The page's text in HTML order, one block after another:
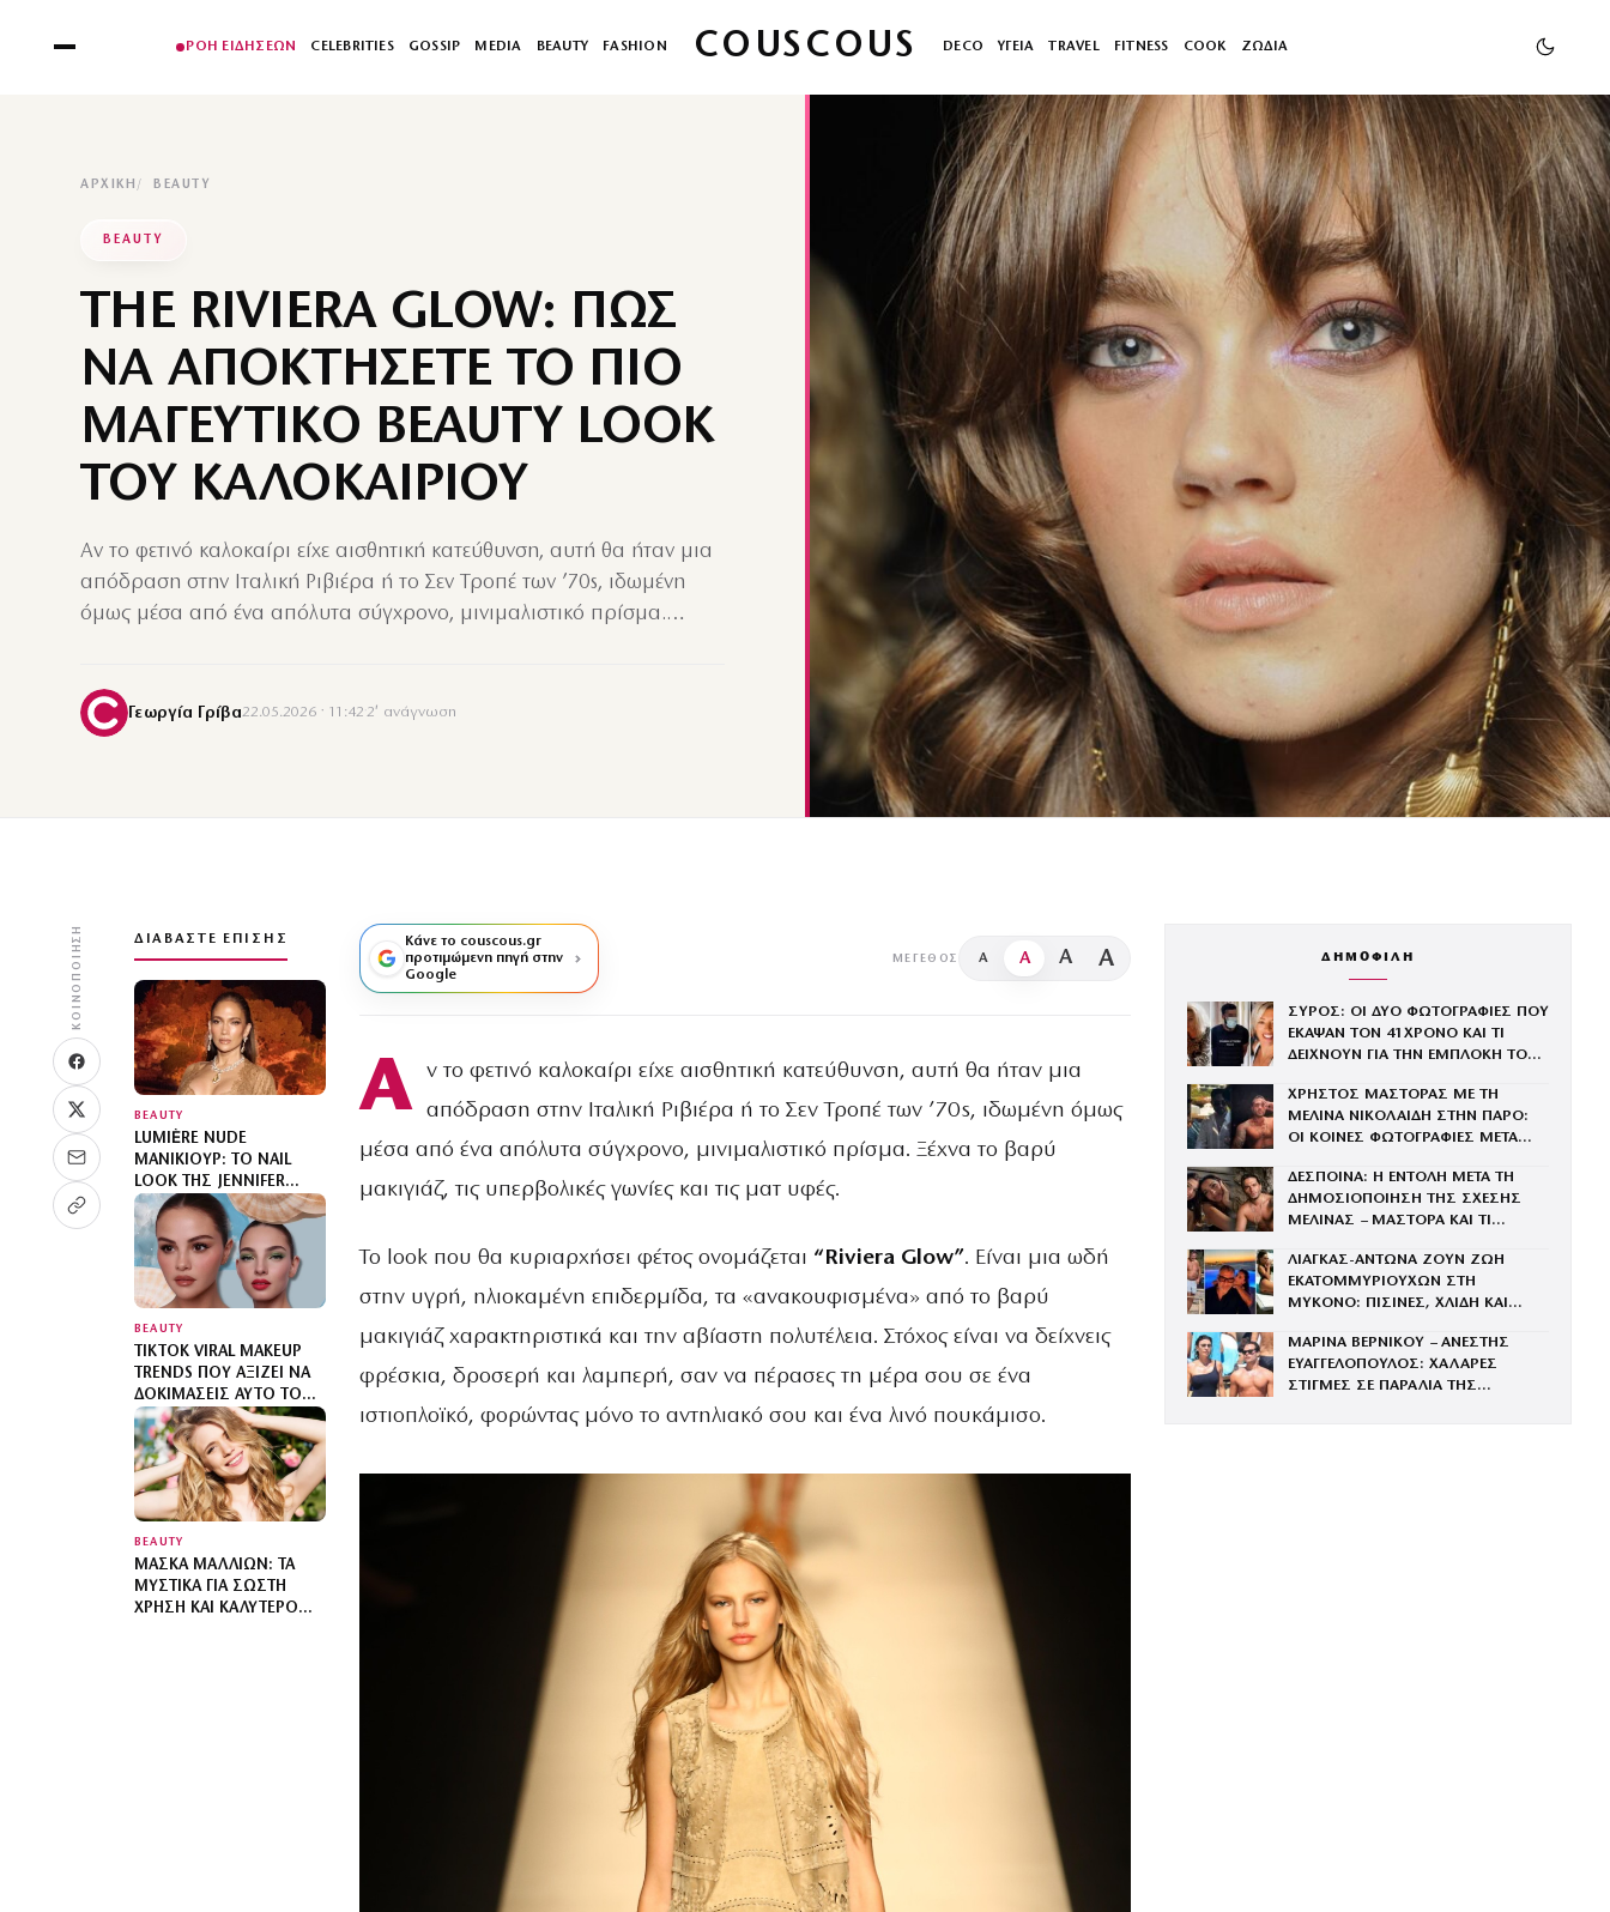
ΡΟΗ ΕΙΔΗΣΕΩΝ CELEBRITIES GOSSIP MEDIA BEAUTY FASHION COUSCOUS DECO ΥΓΕΙΑ TRAVEL FITNESS COOK ΖΩΔΙΑ
ΑΡΧΙΚΉ BEAUTY
BEAUTY
THE RIVIERA GLOW: ΠΩΣ
ΝΑ ΑΠΟΚΤΗΣΕΤΕ ΤΟ ΠΙΟ
ΜΑΓΕΥΤΙΚΟ BEAUTY LOOK
ΤΟΥ ΚΑΛΟΚΑΙΡΙΟΥ
Αν το φετινό καλοκαίρι είχε αισθητική κατεύθυνση, αυτή θα ήταν μια
απόδραση στην Ιταλική Ριβιέρα ή το Σεν Τροπέ των ’70s, ιδωμένη
όμως μέσα από ένα απόλυτα σύγχρονο, μινιμαλιστικό πρίσμα.…
Γεωργία Γρίβα22.05.2026 · 11:42·2′ ανάγνωση
ΚΟΙΝΟΠΟΊΗΣΗ ΔΙΑΒΆΣΤΕ ΕΠΊΣΗΣ
BEAUTY
LUMIÈRE NUDE
ΜΑΝΙΚΙΟΎΡ: ΤΟ NAIL
LOOK ΤΗΣ JENNIFER
LOPEZ ΚΑΙ Ο
ΜΙΝΙΜΑΛΙΣΜΌΣ
BEAUTY
TIKTOK VIRAL MAKEUP
TRENDS ΠΟΥ ΑΞΊΖΕΙ ΝΑ
ΔΟΚΙΜΆΣΕΙΣ ΑΥΤΌ ΤΟ
ΚΑΛΟΚΑΊΡΙ
BEAUTY
ΜΆΣΚΑ ΜΑΛΛΙΏΝ: ΤΑ
ΜΥΣΤΙΚΆ ΓΙΑ ΣΩΣΤΉ
ΧΡΉΣΗ ΚΑΙ ΚΑΛΎΤΕΡΟ
Κάνε το couscous.gr
προτιμώμενη πηγή στην
Google
ΜΈΓΕΘΟΣ A A A A
Α
ν το φετινό καλοκαίρι είχε αισθητική κατεύθυνση, αυτή θα ήταν μια
απόδραση στην Ιταλική Ριβιέρα ή το Σεν Τροπέ των ’70s, ιδωμένη όμως
μέσα από ένα απόλυτα σύγχρονο, μινιμαλιστικό πρίσμα. Ξέχνα το βαρύ
μακιγιάζ, τις υπερβολικές γωνίες και τις ματ υφές.
Το look που θα κυριαρχήσει φέτος ονομάζεται “Riviera Glow”. Είναι μια ωδή
στην υγρή, ηλιοκαμένη επιδερμίδα, τα «ανακουφισμένα» από το βαρύ
μακιγιάζ χαρακτηριστικά και την αβίαστη πολυτέλεια. Στόχος είναι να δείχνεις
φρέσκια, δροσερή και λαμπερή, σαν να πέρασες τη μέρα σου σε ένα
ιστιοπλοϊκό, φορώντας μόνο το αντηλιακό σου και ένα λινό πουκάμισο.
ΔΗΜΟΦΙΛΗ
ΣΥΡΟΣ: ΟΙ ΔΥΟ ΦΩΤΟΓΡΑΦΙΕΣ ΠΟΥ
ΕΚΑΨΑΝ ΤΟΝ 41ΧΡΟΝΟ ΚΑΙ ΤΙ
ΔΕΙΧΝΟΥΝ ΓΙΑ ΤΗΝ ΕΜΠΛΟΚΗ ΤΟΥ
ΧΡΗΣΤΟΣ ΜΑΣΤΟΡΑΣ ΜΕ ΤΗ
ΜΕΛΙΝΑ ΝΙΚΟΛΑΙΔΗ ΣΤΗΝ ΠΑΡΟ:
ΟΙ ΚΟΙΝΕΣ ΦΩΤΟΓΡΑΦΙΕΣ ΜΕΤΑ
ΓΑΡΥΦΑΛΙΑ
ΔΕΣΠΟΙΝΑ: Η ΕΝΤΟΛΗ ΜΕΤΑ ΤΗ
ΔΗΜΟΣΙΟΠΟΙΗΣΗ ΤΗΣ ΣΧΕΣΗΣ
ΜΕΛΙΝΑΣ – ΜΑΣΤΟΡΑ ΚΑΙ ΤΙ
ΛΙΑΓΚΑΣ-ΑΝΤΩΝΑ ΖΟΥΝ ΖΩΗ
ΕΚΑΤΟΜΜΥΡΙΟΥΧΩΝ ΣΤΗ
ΜΥΚΟΝΟ: ΠΙΣΙΝΕΣ, ΧΛΙΔΗ ΚΑΙ
ΜΑΡΙΝΑ ΒΕΡΝΙΚΟΥ – ΑΝΕΣΤΗΣ
ΕΥΑΓΓΕΛΟΠΟΥΛΟΣ: ΧΑΛΑΡΕΣ
ΣΤΙΓΜΕΣ ΣΕ ΠΑΡΑΛΙΑ ΤΗΣ